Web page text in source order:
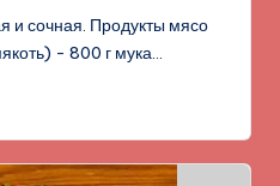
и сочная. Продукты мясо
- 800 г мука…